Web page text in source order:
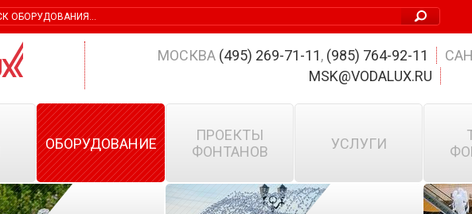
МОСКВА (495) 269-71-11, (985) 764-92-11
MSK@VODALUX.RU
ОБОРУДОВАНИЕ
ПРОЕКТЫ
ФОНТАНОВ
УСЛУГИ